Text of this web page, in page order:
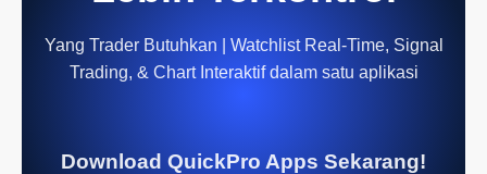
Yang Trader Butuhkan | Watchlist Real-Time, Signal
Trading, & Chart Interaktif dalam satu aplikasi
Download QuickPro Apps Sekarang!